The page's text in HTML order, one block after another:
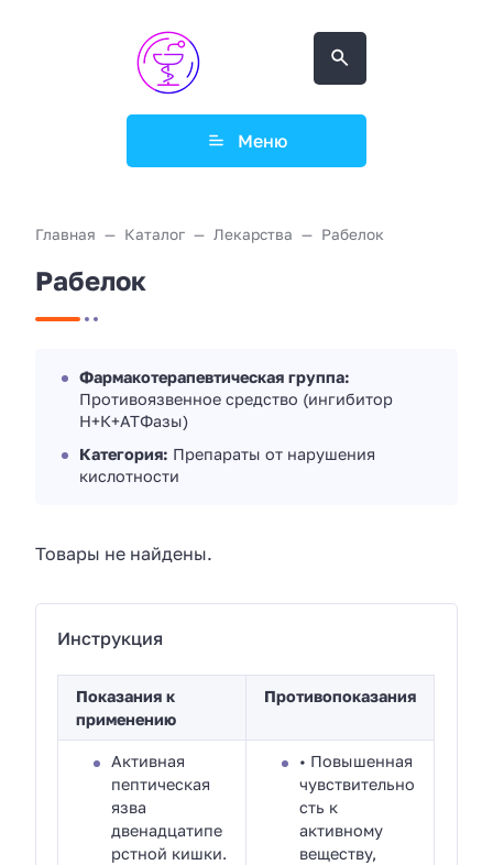
Меню
Главная Каталог Лекарства Рабелок
Рабелок
Фармакотерапевтическая группа:
Противоязвенное средство (ингибитор
Н+К+АТФазы)
Категория: Препараты от нарушения
кислотности
Товары не найдены.
Инструкция
Показания к
применению
Противопоказания
Активная
пептическая
язва
двенадцатипе
рстной кишки.
• Повышенная
чувствительно
сть к
активному
веществу,